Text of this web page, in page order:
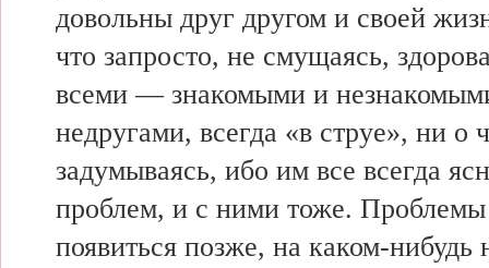
довольны друг другом и своей
что запросто, не смущаясь,
всеми — знакомыми и
недругами, всегда «в струе», ни о
задумываясь, ибо им все всегда
проблем, и с ними тоже. Проблемы
появиться позже, на каком-нибудь